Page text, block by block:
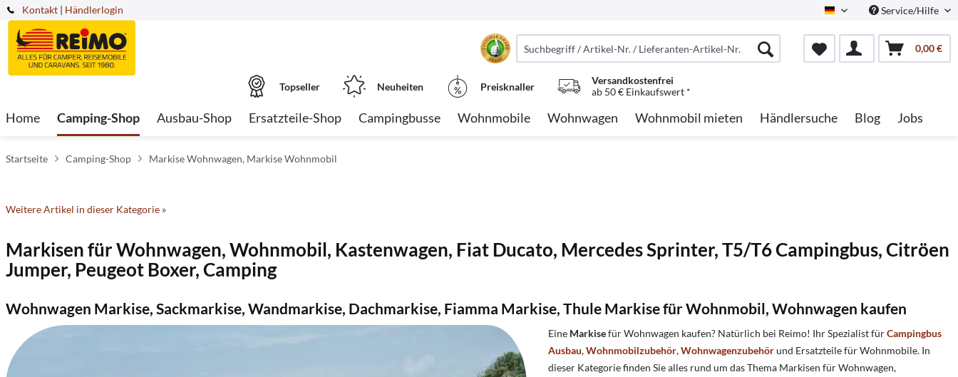
Kontakt German Service/Hilfe
| Händlerlogin
0,00 €
Topseller Neuheiten Preisknaller
Versandkostenfrei
ab 50 € Einkaufswert *
Home Camping-Shop Ausbau-Shop Ersatzteile-Shop Campingbusse Wohnmobile Wohnwagen Wohnmobil mieten Händlersuche Blog Jobs
Startseite Camping-Shop Markise Wohnwagen, Markise Wohnmobil
Weitere Artikel in dieser Kategorie »
Markisen für Wohnwagen, Wohnmobil, Kastenwagen, Fiat Ducato, Mercedes Sprinter, T5/T6 Campingbus, Citröen
Jumper, Peugeot Boxer, Camping
Wohnwagen Markise, Sackmarkise, Wandmarkise, Dachmarkise, Fiamma Markise, Thule Markise für Wohnmobil, Wohnwagen kaufen
Eine Markisefür Wohnwagen kaufen? Natürlich bei Reimo! Ihr Spezialist fürCampingbus
Ausbau,Wohnmobilzubehör,Wohnwagenzubehörund Ersatzteile für Wohnmobile. In
dieser Kategorie finden Sie alles rund um das Thema Markisen für Wohnwagen,